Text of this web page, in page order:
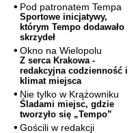
Pod patronatem Tempa
Sportowe inicjatywy,
którym Tempo dodawało
skrzydeł
Okno na Wielopolu
Z serca Krakowa -
redakcyjna codzienność i
klimat miejsca
Nie tylko w Krążowniku
Śladami miejsc, gdzie
tworzyło się „Tempo”
Gościli w redakcji